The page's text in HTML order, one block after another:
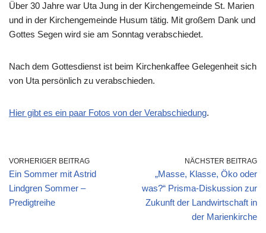
Über 30 Jahre war Uta Jung in der Kirchengemeinde St. Marien
und in der Kirchengemeinde Husum tätig. Mit großem Dank und
Gottes Segen wird sie am Sonntag verabschiedet.
Nach dem Gottesdienst ist beim Kirchenkaffee Gelegenheit sich
von Uta persönlich zu verabschieden.
Hier gibt es ein paar Fotos von der Verabschiedung.
VORHERIGER BEITRAG
Ein Sommer mit Astrid
Lindgren Sommer –
Predigtreihe
NÄCHSTER BEITRAG
„Masse, Klasse, Öko oder
was?“ Prisma-Diskussion zur
Zukunft der Landwirtschaft in
der Marienkirche